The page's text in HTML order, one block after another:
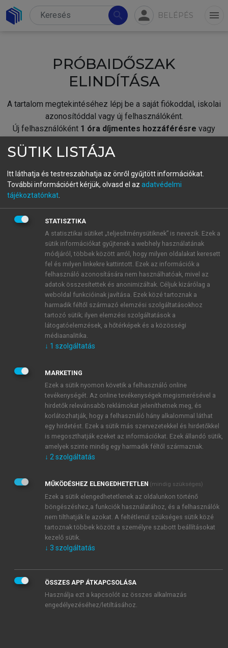
search person BELÉPÉS menu
PRÓBAIDŐSZAK
ELINDÍTÁSA
A tartalom megtekintéséhez lépj be a saját fiókoddal, iskolai
azonosítóddal vagy új felhasználóként.
Új felhasználóként 1 óra díjmentes hozzáférésre vagy
fiókoddal,vagy hozz létre új fiókot.
A regisztráció után apróbaidőszakautomatikusan
BELÉPÉS SAJÁT FIÓKKAL
ÚJ FIÓK LÉTREHOZÁSA
1 óra díjmentes hozzáférés
E-MAIL-CÍM
JELSZÓ
JELSZÓ ÚJRA
Kérek értesítést a MeRSZ újdonságairól, akcióiról.
Kérek értesítést az Akadémiai Kiadó Zrt. újdonságairól,
Adatkezelési tájékoztatóbanfoglaltakat tudomásul
veszem és elfogadom.
Általános vásárlási feltételeket, valamint a szotar.netés a
mersz.huoldalak licencszerződéseiben foglaltakat
tudomásul veszem és elfogadom.
KIPRÓBÁLOM
SÜTIK LISTÁJA
Itt láthatja és testreszabhatja az önről gyűjtött információkat.
További információért kérjük, olvasd el az adatvédelmi
tájékoztatónkat
STATISZTIKA
A statisztikai sütiket „teljesítménysütiknek” is nevezik. Ezek a
sütik információkat gyűjtenek a webhely használatának
módjáról, többek között arról, hogy milyen oldalakat keresett
fel és milyen linkekre kattintott. Ezek az információk a
felhasználó azonosítására nem használhatóak, mivel az
adatok összesítettek és anonimizáltak. Céljuk kizárólag a
weboldal funkcióinak javítása. Ezek közé tartoznak a
harmadik féltől származó elemzési szolgáltatásokhoz
tartozó sütik; ilyen elemzési szolgáltatások a
látogatóelemzések, a hőtérképek és a közösségi
médiaanalitika.
↓ 1 szolgáltatás
MARKETING
Ezek a sütik nyomon követik a felhasználó online
tevékenységét. Az online tevékenységek megismerésével a
hirdetők relevánsabb reklámokat jeleníthetnek meg, és
korlátozhatják, hogy a felhasználó hány alkalommal láthat
egy hirdetést. Ezek a sütik más szervezetekkel és hirdetőkkel
is megoszthatják ezeket az információkat. Ezek állandó sütik,
amelyek szinte mindig egy harmadik féltől származnak.
↓ 2 szolgáltatás
MŰKÖDÉSHEZ ELENGEDHETETLEN (mindig szükséges)
Ezek a sütik elengedhetetlenek az oldalunkon történő
böngészéshez,a funkciók használatához, és a felhasználók
nem tilthatják le azokat. A feltétlenül szükséges sütik közé
tartoznak többek között a személyre szabott beállításokat
kezelő sütik.
↓ 3 szolgáltatás
ÖSSZES APP ÁTKAPCSOLÁSA
Használja ezt a kapcsolót az összes alkalmazás
engedélyezéséhez/letiltásához.